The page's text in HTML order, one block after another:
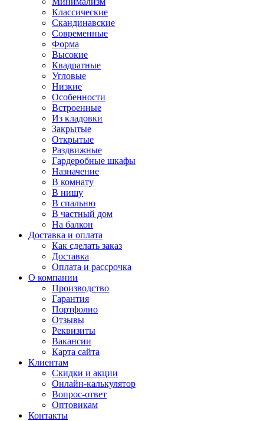
Классические
Скандинавские
Современные
Форма
Высокие
Квадратные
Угловые
Низкие
Особенности
Встроенные
Из кладовки
Закрытые
Открытые
Раздвижные
Гардеробные шкафы
Назначение
В комнату
В нишу
В спальню
В частный дом
На балкон
Доставка и оплата
Как сделать заказ
Доставка
Оплата и рассрочка
О компании
Производство
Гарантия
Портфолио
Отзывы
Реквизиты
Вакансии
Карта сайта
Клиентам
Скидки и акции
Онлайн-калькулятор
Вопрос-ответ
Оптовикам
Контакты